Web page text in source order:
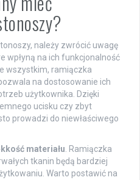
należy zwrócić uwagę
wpłyną na ich funkcjonalność
wszystkim, ramiączka
na dostosowanie ich
użytkownika. Dzięki
ucisku czy zbyt
prowadzi do niewłaściwego
materiału. Ramiączka
tkanin będą bardziej
Warto postawić na